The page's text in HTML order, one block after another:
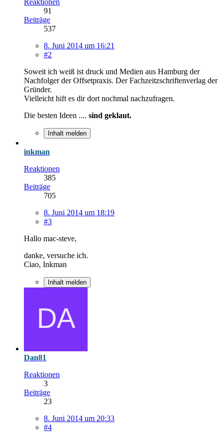
91
Beiträge
537
8. Juni 2014 um 16:21
#2
Soweit ich weiß ist druck und Medien aus Hamburg der
Nachfolger der Offsetpraxis. Der Fachzeitzschriftenverlag der
Gründer.
Vielleicht hift es dir dort nochmal nachzufragen.
Die besten Ideen .... sind geklaut.
Inhalt melden
inkman
Reaktionen
385
Beiträge
705
8. Juni 2014 um 18:19
#3
Hallo mac-steve,
danke, versuche ich.
Ciao, Inkman
Inhalt melden
Dan81
Reaktionen
3
Beiträge
23
8. Juni 2014 um 20:33
#4